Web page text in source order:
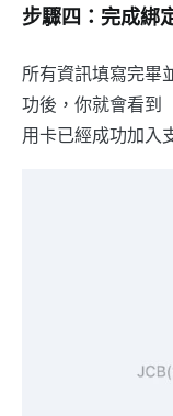
步驟四：完成綁
所有資訊填寫完畢
功後，你就會看到
用卡已經成功加入